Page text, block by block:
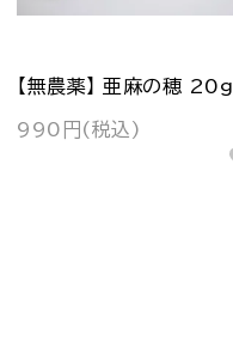
【無農薬】 亜麻の穂 20g
990円(税込)